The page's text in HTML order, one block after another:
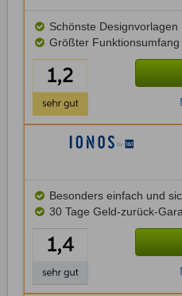
Schönste Designvorlagen
Größter Funktionsumfang
Besonders einfach und
30 Tage Geld-zurück-